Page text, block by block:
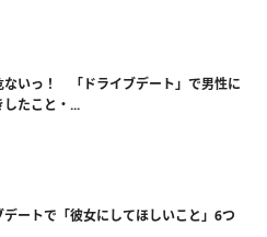
ないっ！ 「ドライブデート」で男性に
したこと・...
デートで「彼女にしてほしいこと」6つ